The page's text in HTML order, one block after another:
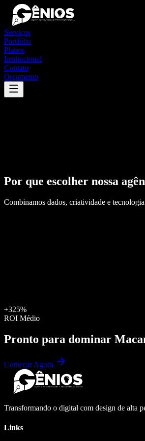
Serviços
Portfólio
Planos
Institucional
Contato
Orçamento
Por que escolher nossa
Combinamos dados, criatividade e
+325%
ROI Médio
Pronto para dominar
Começar Agora
Transformando o digital com design de alta
Links